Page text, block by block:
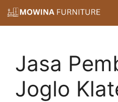
Skip
to
Jasa
Joglo